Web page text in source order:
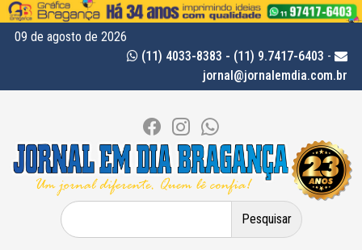
09 de agosto de 2026
(11) 4033-8383 - (11) 9.7417-6403 -
jornal@jornalemdia.com.br
Pesquisar
por: